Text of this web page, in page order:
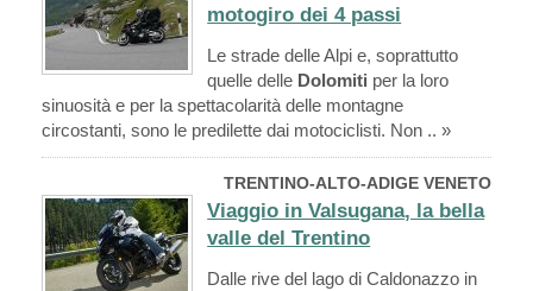
motogiro dei 4 passi
Le strade delle Alpi e, soprattutto
quelle delle Dolomiti per la loro
sinuosità e per la spettacolarità delle montagne
circostanti, sono le predilette dai motociclisti. Non .. »
TRENTINO-ALTO-ADIGE VENETO
Viaggio in Valsugana, la bella
valle del Trentino
Dalle rive del lago di Caldonazzo in